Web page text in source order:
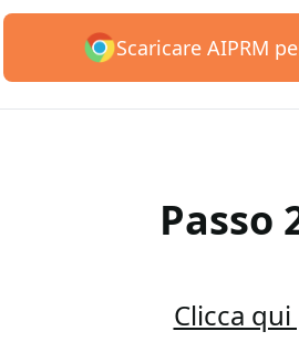
Scaricare AIPRM
Passo
Clicca